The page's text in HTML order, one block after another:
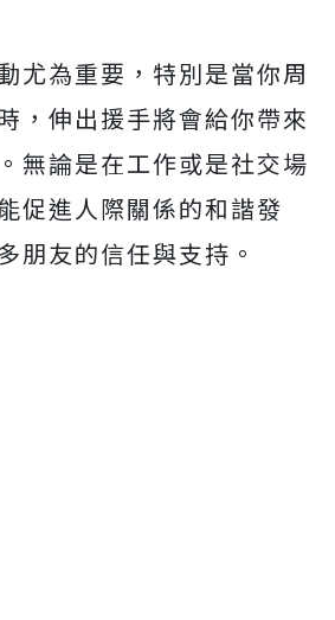
尤為重要，特別是當你周
，伸出援手將會給你帶來
無論是在工作或是社交場
促進人際關係的和諧發
朋友的信任與支持。